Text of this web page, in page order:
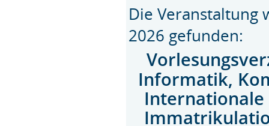
Die Veranstaltung
2026 gefunden:
Informatik,